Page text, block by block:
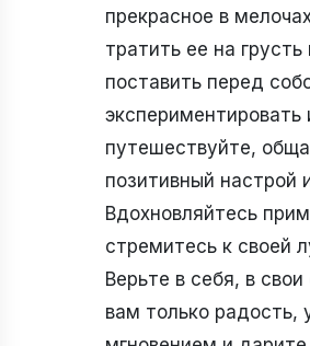
прекрасное в
тратить ее на
поставить перед
экспериментировать
путешествуйте,
позитивный настрой
Вдохновляйтесь
стремитесь к своей
Верьте в себя, в
вам только